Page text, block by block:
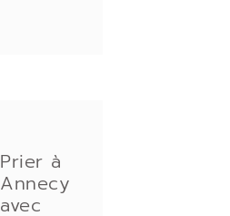
Prier à
Annecy
avec